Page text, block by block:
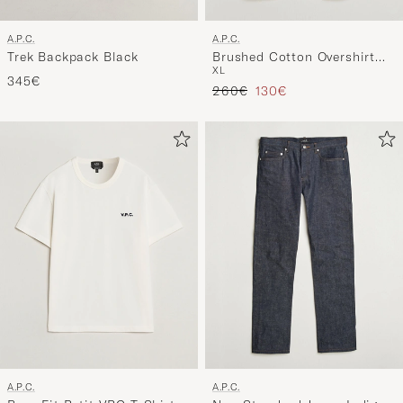
A.P.C.
Trek Backpack Black
345€
A.P.C.
Brushed Cotton Overshirt
White
XL
Regulärer Preis
260€ Reduzierter Preis
130€
A.P.C. A.P.C.